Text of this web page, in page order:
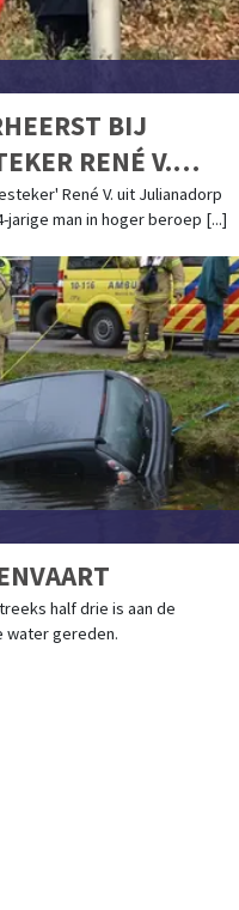
BIJ
RENÉ V.
René V. uit Julianadorp
man in hoger beroep [...]
half drie is aan de
water gereden.